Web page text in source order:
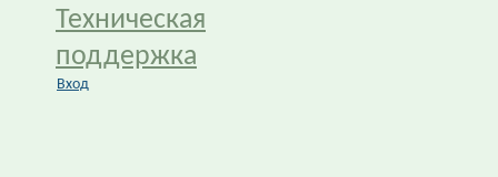
Техническая
поддержка
Вход